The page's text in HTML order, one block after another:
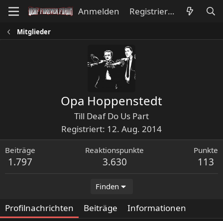
Anmelden Registrieren
Mitglieder
Opa Hoppenstedt
Till Deaf Do Us Part
Registriert 12. Aug. 2014
Beiträge
1.797
Reaktionspunkte
3.630
Punkte
113
Finden
Profilnachrichten Beiträge Informationen